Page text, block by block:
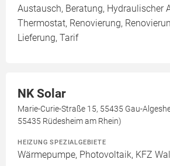
Austausch, Beratung, Hydraulischer
Thermostat, Renovierung,
Lieferung, Tarif
NK Solar
Marie-Curie-Straße 15, 55435 Gau-
55435 Rüdesheim am Rhein)
HEIZUNG SPEZIALGEBIETE
Wärmepumpe, Photovoltaik, KFZ